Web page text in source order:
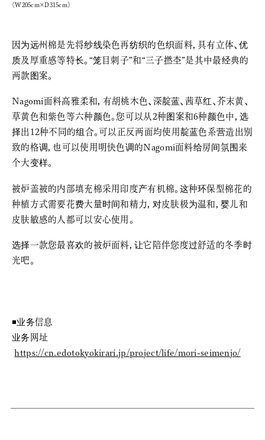
（W205cm×D315cm）
因为远州棉是先将纱线染色再纺织的色织面料，具有立体、优
质及厚重感等特长。“笼目刺子”和“三子撚杢”是其中最经典的
两款图案。
Nagomi面料高雅柔和，有胡桃木色、深靛蓝、茜草红、芥末黄、
草黄色和紫色等六种颜色。您可以从2种图案和6种颜色中，选
择出12种不同的组合。可以正反两面均使用靛蓝色系营造出别
致的格调，也可以使用明快色调的Nagomi面料给房间氛围来
个大变样。
被炉盖被的内部填充棉采用印度产有机棉。这种环保型棉花的
种植方式需要花费大量时间和精力，对皮肤极为温和，婴儿和
皮肤敏感的人都可以安心使用。
选择一款您最喜欢的被炉面料，让它陪伴您度过舒适的冬季时
光吧。
◾️业务信息
业务网址
https://cn.edotokyokirari.jp/project/life/mori-seimenjo/